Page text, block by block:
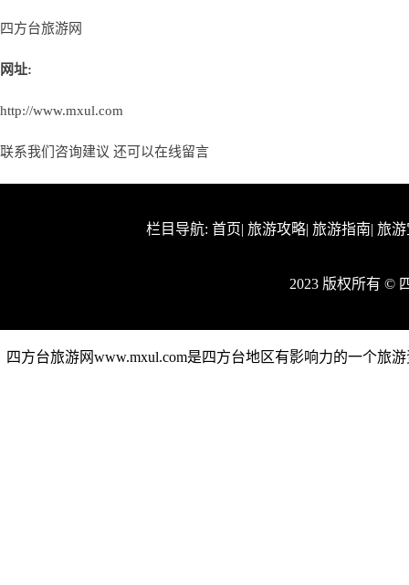
四方台旅游网
网址:
http://www.mxul.com
联系我们咨询建议 还可以在线留言
栏目导航: 首页| 旅游攻略| 旅游指南| 旅
2023 版权所有 ©
四方台旅游网www.mxul.com是四方台地区有影响力的一个旅